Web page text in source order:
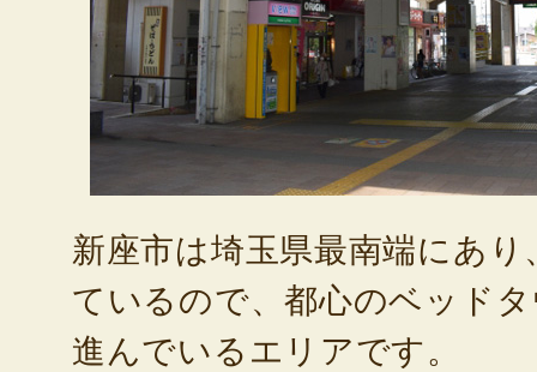
新座市は埼玉県最南端にあ
ているので、都心のベッド
進んでいるエリアです。